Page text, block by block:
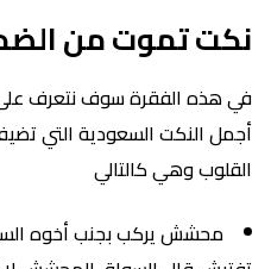
نكت تموت من
في هذه الفقرة سوف نتعرف
أجمل النكت السعودية التي
القلوب وهي كالتالي
محشش يركب بجنب أخوه